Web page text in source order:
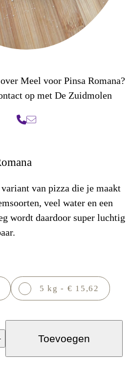
Meel voor Pinsa Romana?
op met De Zuidmolen
van pizza die je maakt
veel water en een
wordt daardoor super luchtig
5 kg - € 15,62
Toevoegen